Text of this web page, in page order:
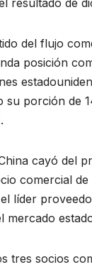
del flujo
posición
su porción de
cayó del
comercial de
líder
mercado
tres socios